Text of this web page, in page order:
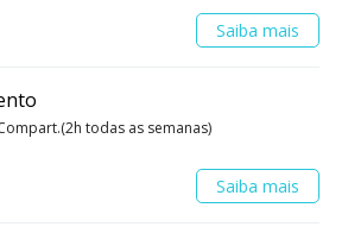
Saiba mais
todas as semanas)
Saiba mais